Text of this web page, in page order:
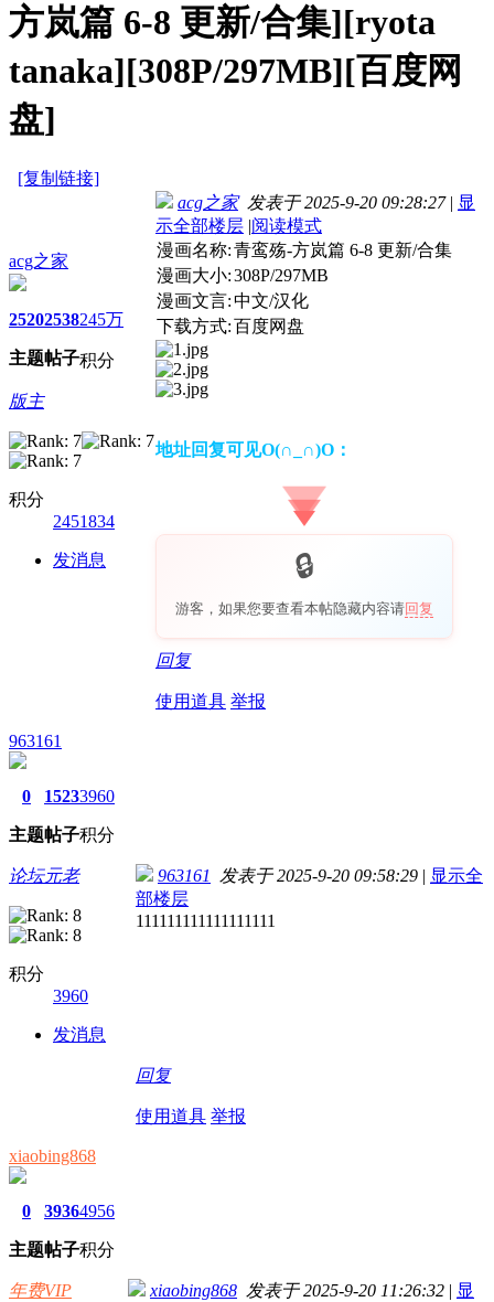
方岚篇 6-8 更新/合集][ryota
tanaka][308P/297MB][百度网
盘]
[复制链接]
acg之家
2520
主题
2538
帖子
245万
积分
版主
积分
2451834
发消息
acg之家发表于 2025-9-20 09:28:27 | 显
示全部楼层 |阅读模式
漫画名称:青鸾殇-方岚篇 6-8 更新/合集
漫画大小:308P/297MB
漫画文言:中文/汉化
下载方式:百度网盘
地址回复可见O(∩_∩)O：
游客，如果您要查看本帖隐藏内容请回复
回复
使用道具 举报
963161
0
主题
1523
帖子
3960
积分
论坛元老
积分
3960
发消息
963161 发表于 2025-9-20 09:58:29 | 显示全
部楼层
111111111111111111
回复
使用道具 举报
xiaobing868
0
主题
3936
帖子
4956
积分
年费VIP xiaobing868 发表于 2025-9-20 11:26:32 | 显